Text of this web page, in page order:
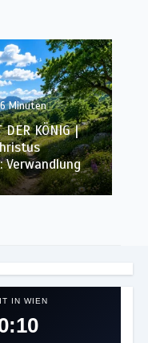
Minuten
KÖNIG |
Wort
den
IN WIEN